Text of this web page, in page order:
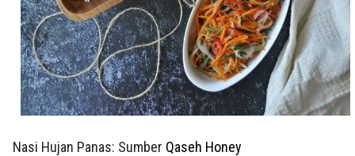
Nasi Hujan Panas: Sumber Qaseh Honey